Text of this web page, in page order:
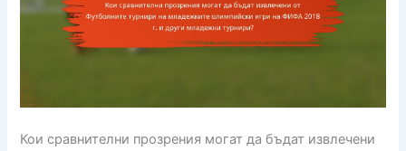
Кои сравнителни прозрения могат да бъдат извлечени